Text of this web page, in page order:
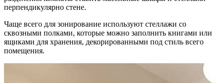
перпендикулярно стене.
Чаще всего для зонирование используют стеллажи со
сквозными полками, которые можно заполнить книгами или
ящиками для хранения, декорированными под стиль всего
помещения.